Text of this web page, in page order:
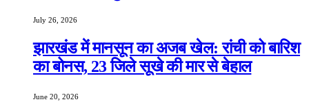
July 26, 2026
झारखंड में मानसून का अजब खेल: रांची को बारिश
का बोनस, 23 जिले सूखे की मार से बेहाल
June 20, 2026